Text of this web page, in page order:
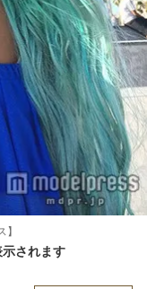
されます